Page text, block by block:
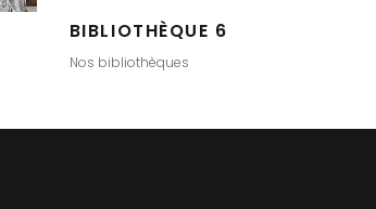
BIBLIOTHÈQUE 6
Nos bibliothèques